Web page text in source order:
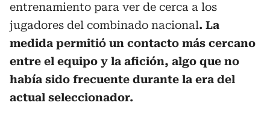
entrenamiento para ver de cerca a los
jugadores del combinado nacional. La
medida permitió un contacto más cercano
entre el equipo y la afición, algo que no
había sido frecuente durante la era del
actual seleccionador.